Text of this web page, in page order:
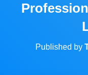
Published by